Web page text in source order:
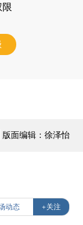
限
面编辑：徐泽怡
动态 +关注